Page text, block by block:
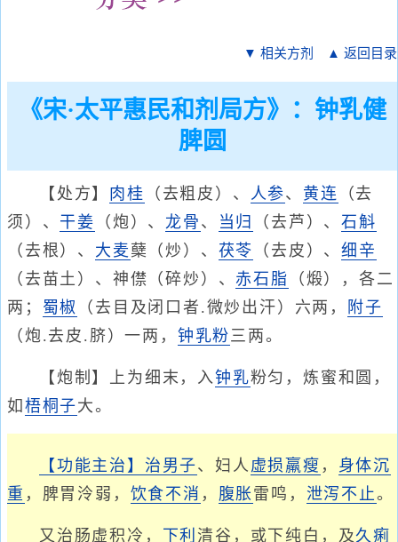
▼ 相关方剂 ▲ 返回目录
《宋·太平惠民和剂局方》：钟乳健
脾圆
【处方】 肉桂 （去粗皮）、 人参、 黄连 （去
须）、 干姜 （炮）、 龙骨 、 当归 （去芦）、石斛
（去根）、 大麦 蘖（炒）、 茯苓 （去皮）、细辛
（去苗土）、神僸（碎炒）、 赤石脂 （煅），各二
两； 蜀椒 （去目及闭口者.微炒出汗）六两，
附子
（炮.去皮.脐）一两， 钟乳粉三两。
【炮制】上为细末，入钟乳粉匀，炼蜜和圆，
如 梧桐子大。
【功能主治】 治男子、妇人 虚损 羸瘦 ， 身体沉
重 ，脾胃泠弱， 饮食不消 ， 腹胀 雷鸣， 泄泻不止。
又治肠虚积冷， 下利 清谷，或下纯白，及久痢